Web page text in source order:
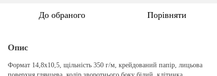
До обраного Порівняти
Опис
Формат 14,8х10,5, щільність 350 г/м, крейдований папір, лицьова